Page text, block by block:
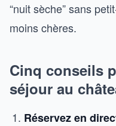
“nuit sèche” sans
moins chères.
Cinq conseils
séjour au
Réservez en